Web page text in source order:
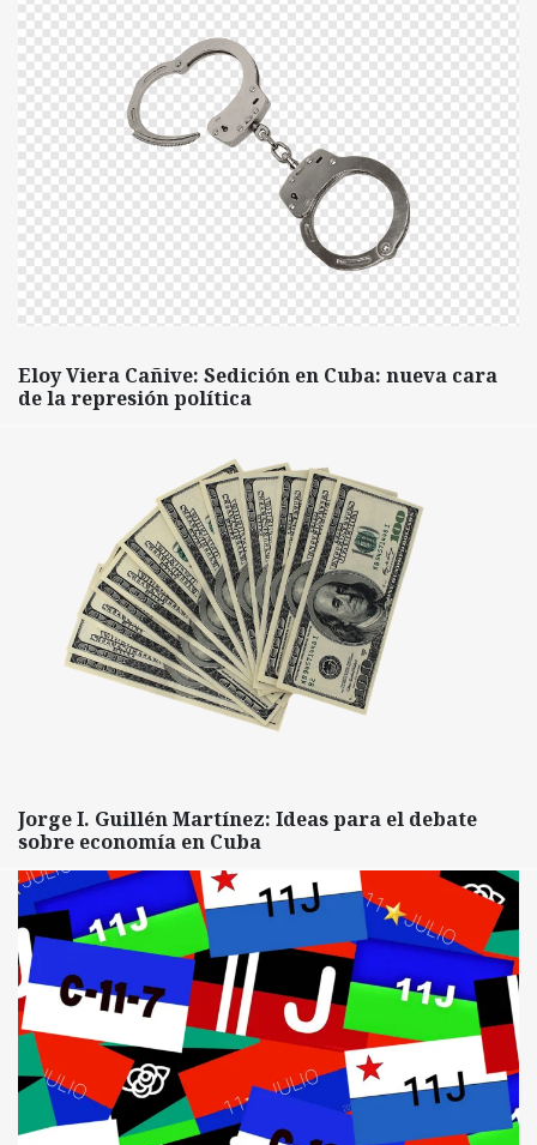
Eloy Viera Cañive: Sedición en Cuba: nueva cara
de la represión política
Jorge I. Guillén Martínez: Ideas para el debate
sobre economía en Cuba